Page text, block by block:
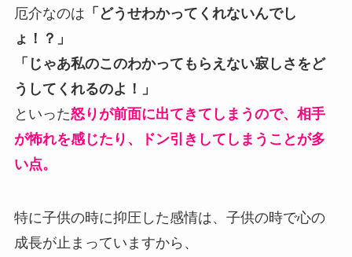
厄介なのは 「どうせわかってくれないんでし
ょ！？」
「じゃあ私のこのわかってもらえない寂しさをど
うしてくれるのよ！」
といった怒りが前面に出てきてしまうので、相手
が怖れを感じたり、ドン引きしてしまうことが多
い点。
特に子供の時に抑圧した感情は、子供の時で心の
成長が止まっていますから、